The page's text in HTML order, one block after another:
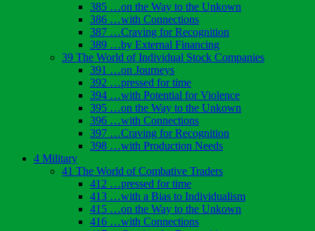
385 …on the Way to the Unkown
386 …with Connections
387 …Craving for Recognition
389 …by External Financing
39 The World of Individual Stock Companies
391 …on Journeys
392 …pressed for time
394 …with Potential for Violence
395 …on the Way to the Unkown
396 …with Connections
397 …Craving for Recognition
398 …with Production Needs
4 Military
41 The World of Combative Traders
412 …pressed for time
413 …with a Bias to Individualism
415 …on the Way to the Unkown
416 …with Connections